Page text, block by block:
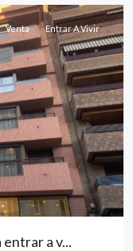
Venta Entrar A Vivir
a v...